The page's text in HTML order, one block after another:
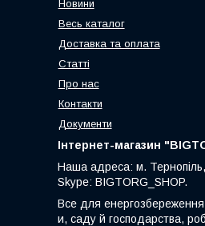
Новини
Весь каталог
Доставка та оплата
Статті
Про нас
Контакти
Документи
Інтернет-магазин
Наша адреса: м.
Skype: BIGTORG_SHOP.
Все для енергозбереження,
и, саду й господарства,